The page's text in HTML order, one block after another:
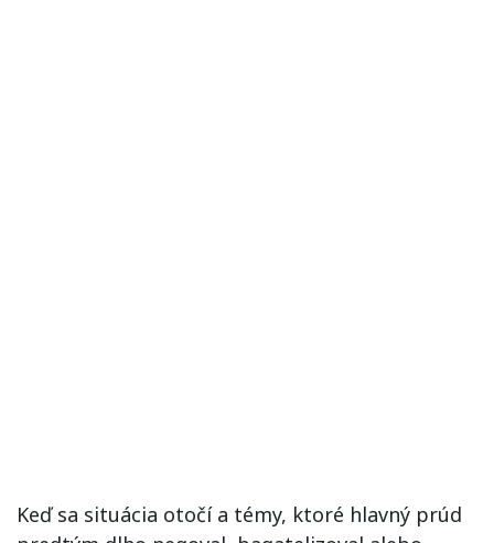
Keď sa situácia otočí a témy, ktoré hlavný prúd